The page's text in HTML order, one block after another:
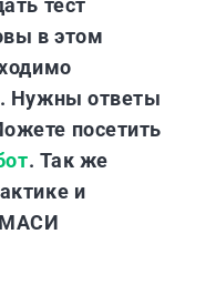
тест
в этом
Нужны ответы
посетить
. Так же
и
МАСИ